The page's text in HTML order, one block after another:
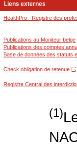
Liens externes
HealthPro - Registre des
Publications au Moniteur belge
Publications des comptes
Base de données des statuts
Check obligation de retenue
Registre Central des
(1)